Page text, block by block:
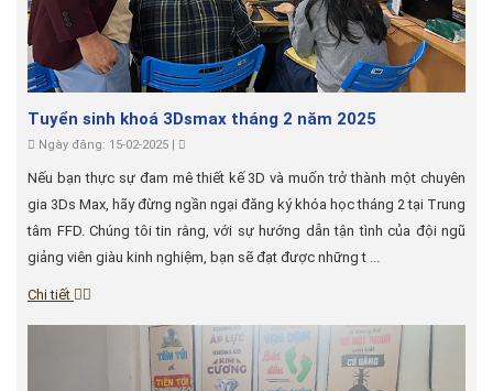
Tuyển sinh khoá 3Dsmax tháng 2 năm 2025
Ngày đăng: 15-02-2025 |
Nếu bạn thực sự đam mê thiết kế 3D và muốn trở thành một chuyên
gia 3Ds Max, hãy đừng ngần ngại đăng ký khóa học tháng 2 tại Trung
tâm FFD. Chúng tôi tin rằng, với sự hướng dẫn tận tình của đội ngũ
giảng viên giàu kinh nghiệm, bạn sẽ đạt được những t ...
Chi tiết